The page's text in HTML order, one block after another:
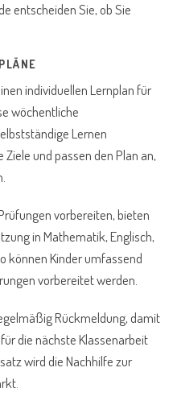
entscheiden Sie, ob Sie
individuellen Lernplan für
wöchentliche
Lernen
und passen den Plan an,
vorbereiten, bieten
in Mathematik, Englisch,
können Kinder umfassend
vorbereitet werden.
Rückmeldung, damit
die nächste Klassenarbeit
wird die Nachhilfe zur